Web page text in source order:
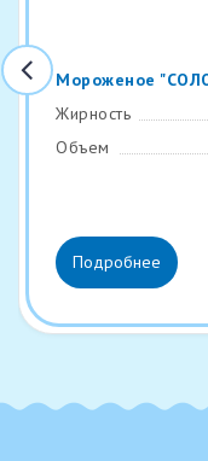
Мороженое
Жирность
Объем
Подробнее